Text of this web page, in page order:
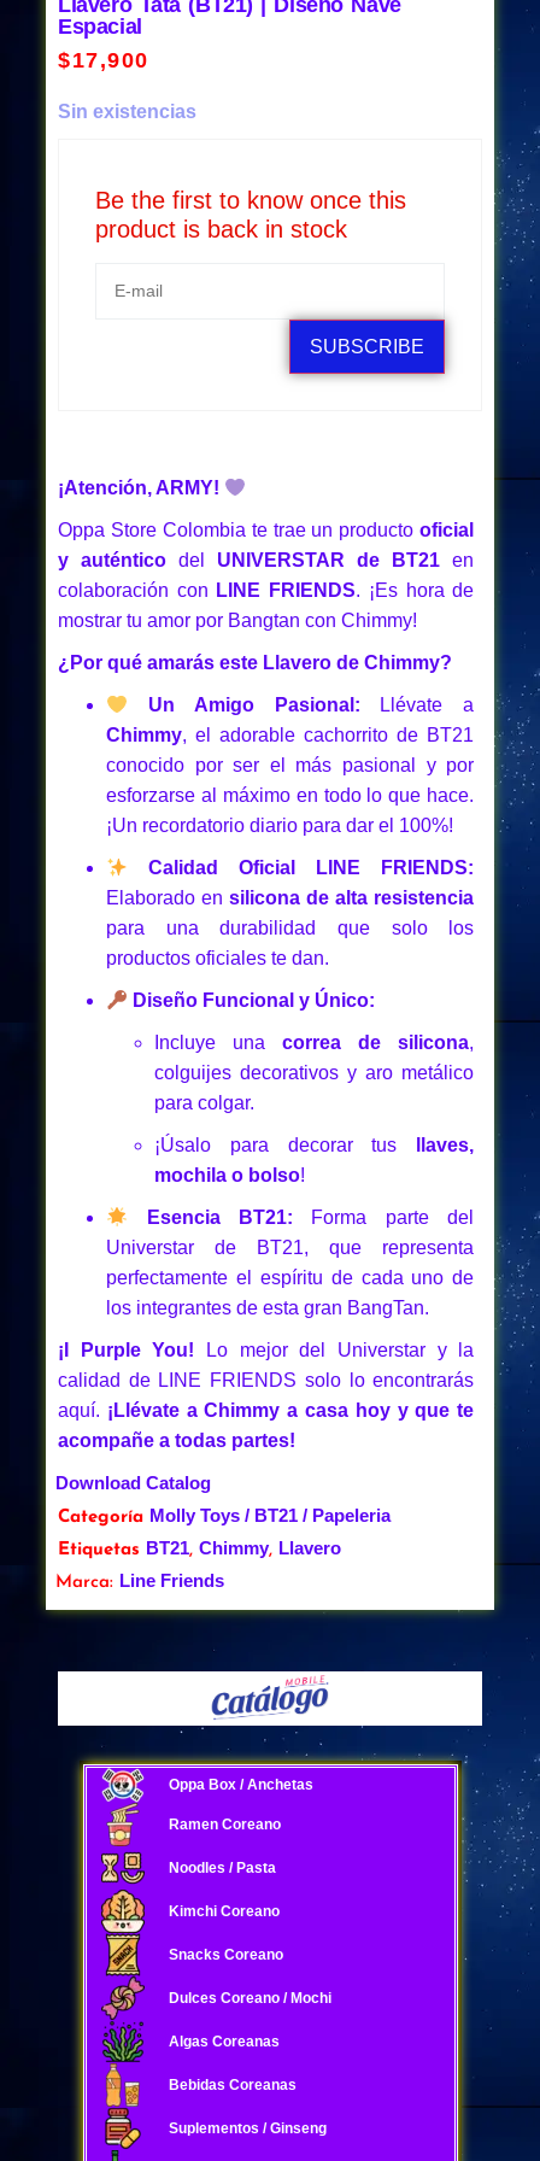
Llavero Tata (BT21) | Diseño Nave
Espacial
$17,900
Sin existencias
Be the first to know once this
product is back in stock
SUBSCRIBE
¡Atención, ARMY!
Oppa Store Colombia te trae un productooficial
y auténtico del UNIVERSTAR de BT21 en
colaboración con LINE FRIENDS. ¡Es hora de
mostrar tu amor por Bangtan con Chimmy!
¿Por qué amarás este Llavero de Chimmy?
Un Amigo Pasional: Llévate a
Chimmy, el adorable cachorrito de BT21
conocido por ser el más pasional
y por
esforzarse al máximo en todo lo que hace.
¡Un recordatorio diario para dar el 100%!
Calidad Oficial LINE FRIENDS:
Elaborado ensilicona de alta resistencia
para una durabilidad que solo los
productos oficiales te dan.
Diseño Funcional y Único:
Incluye unacorrea de silicona,
colguijes decorativos y aro metálico
para colgar.
¡Úsalo para decorar tus
llaves,
mochila o bolso!
Esencia BT21: Forma parte del
Universtar de BT21, que representa
perfectamente el espíritu de cada uno de
los integrantes de esta gran BangTan.
¡I Purple You! Lo mejor del Universtar y la
calidad de LINE FRIENDS solo lo encontrarás
aquí. ¡Llévate a Chimmy a casa hoy y que te
acompañe a todas partes!
Download Catalog
Categoría Molly Toys / BT21 / Papeleria
Etiquetas BT21, Chimmy, Llavero
Marca: Line Friends
Oppa Box / Anchetas
Ramen Coreano
Noodles / Pasta
Kimchi Coreano
Snacks Coreano
Dulces Coreano / Mochi
Algas Coreanas
Bebidas Coreanas
Suplementos / Ginseng